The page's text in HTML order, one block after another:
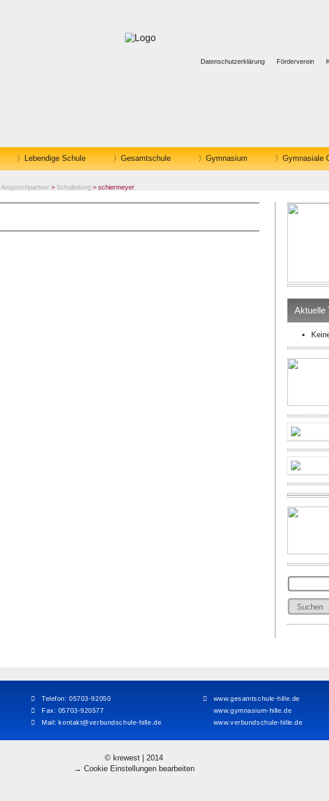
Förderverein
Datenschutzerklärung
Lebendige Schule Gesamtschule Gymnasium Gymnasiale
Ansprechpartner > Schulleitung > schiermeyer
Aktuelle
Suchen
Telefon: 05703-92050
Fax: 05703-920577
Mail:kontakt@verbundschule-hille.de
www.gesamtschule-hille.de
www.gymnasium-hille.de
www.verbundschule-hille.de
© krewest | 2014
→ Cookie Einstellungen bearbeiten